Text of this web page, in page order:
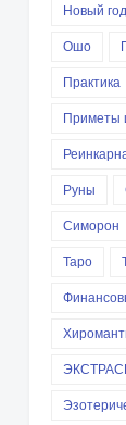
Новый год
Ошо
Практика
Приметы
Руны
Симорон
Таро